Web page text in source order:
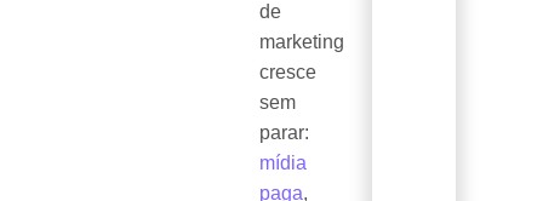
de
marketing
cresce
sem
parar:
mídia
paga,